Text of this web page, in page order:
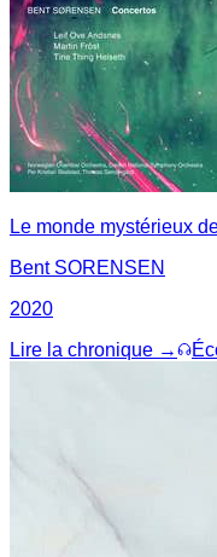
Le monde mystérieux
Bent SORENSEN
2020
Lire la chronique →